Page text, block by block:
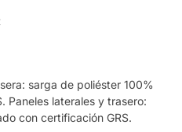
sarga de poliéster 100%
Paneles laterales y trasero:
con certificación GRS.